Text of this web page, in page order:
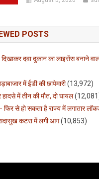
POSTS
दवा दुकान का लाइसेंस बनाने
में ईडी की छापेमारी(13,972)
में तीन की मौत, दो घायल
फिर से हो सकता है राज्य में लगातार
कटरा में लगी आग(10,853)